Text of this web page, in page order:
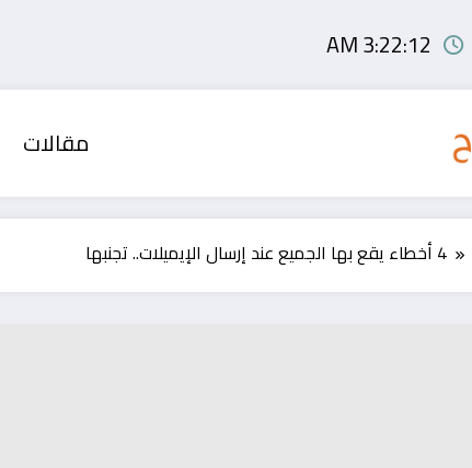
3:22:13 AM
مقالات
4 أخطاء يقع بها الجميع عند إرسال الإيميلات.. تجنبها